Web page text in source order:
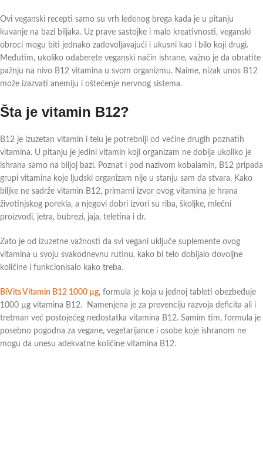
Ovi veganski recepti samo su vrh ledenog brega kada je u pitanju
kuvanje na bazi biljaka. Uz prave sastojke i malo kreativnosti, veganski
obroci mogu biti jednako zadovoljavajući i ukusni kao i bilo koji drugi.
Međutim, ukoliko odaberete veganski način ishrane, važno je da obratite
pažnju na nivo B12 vitamina u svom organizmu. Naime, nizak unos B12
može izazvati anemiju i oštećenje nervnog sistema.
Šta je vitamin B12?
B12 je izuzetan vitamin i telu je potrebniji od većine drugih poznatih
vitamina. U pitanju je jedini vitamin koji organizam ne dobija ukoliko je
ishrana samo na biljoj bazi. Poznat i pod nazivom kobalamin, B12 pripada
grupi vitamina koje ljudski organizam nije u stanju sam da stvara. Kako
biljke ne sadrže vitamin B12, primarni izvor ovog vitamina je hrana
životinjskog porekla, a njegovi dobri izvori su riba, školjke, mlečni
proizvodi, jetra, bubrezi, jaja, teletina i dr.
Zato je od izuzetne važnosti da svi vegani uključe suplemente ovog
vitamina u svoju svakodnevnu rutinu, kako bi telo dobijalo dovoljne
količine i funkcionisalo kako treba.
BiVits Vitamin B12 1000 µg, formula je koja u jednoj tableti obezbeđuje
1000 µg vitamina B12. Namenjena je za prevenciju razvoja deficita ali i
tretman već postojećeg nedostatka vitamina B12. Samim tim, formula je
posebno pogodna za vegane, vegetarijance i osobe koje ishranom ne
mogu da unesu adekvatne količine vitamina B12.